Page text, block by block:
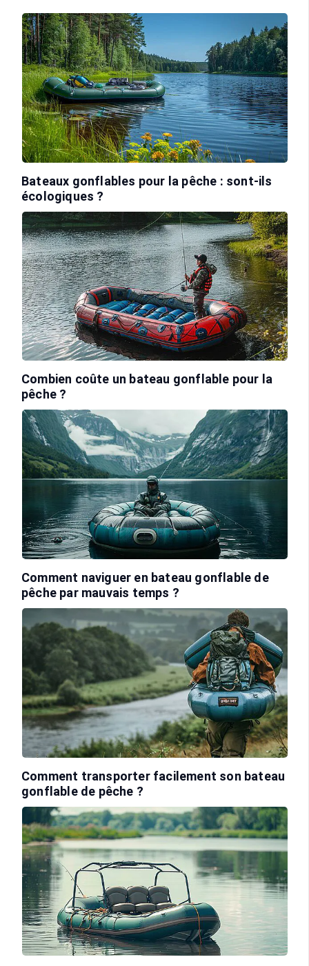
Bateaux gonflables pour la pêche : sont-ils
écologiques ?
Combien coûte un bateau gonflable pour la
pêche ?
Comment naviguer en bateau gonflable de
pêche par mauvais temps ?
Comment transporter facilement son bateau
gonflable de pêche ?